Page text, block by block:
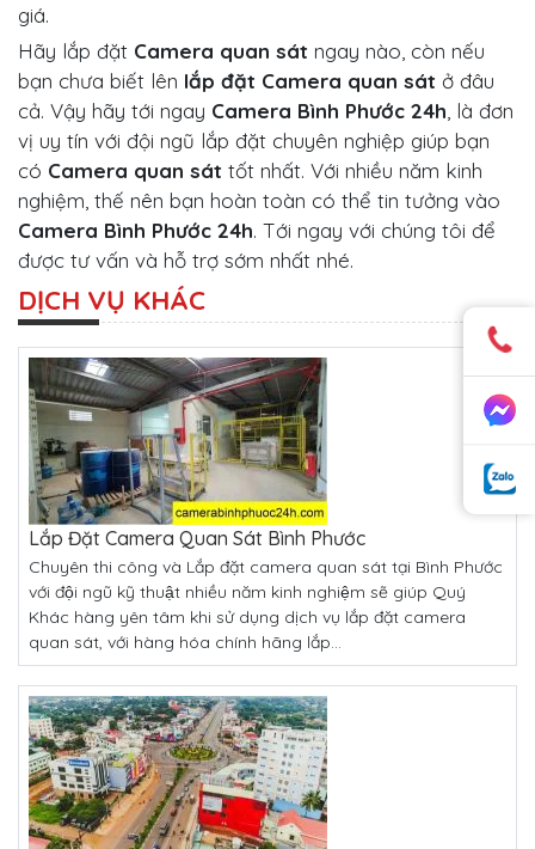
giá.
Hãy lắp đặt Camera quan sát ngay nào, còn nếu
bạn chưa biết lên lắp đặt Camera quan sát ở đâu
cả. Vậy hãy tới ngay Camera Bình Phước 24h , là đơn
vị uy tín với đội ngũ lắp đặt chuyên nghiệp giúp bạn
có Camera quan sát tốt nhất. Với nhiều năm kinh
nghiệm, thế nên bạn hoàn toàn có thể tin tưởng vào
Camera Bình Phước 24h. Tới ngay với chúng tôi để
được tư vấn và hỗ trợ sớm nhất nhé.
DỊCH VỤ KHÁC
Lắp Đặt Camera Quan Sát Bình Phước
Chuyên thi công và Lắp đặt camera quan sát tại Bình Phước
với đội ngũ kỹ thuật nhiều năm kinh nghiệm sẽ giúp Quý
Khác hàng yên tâm khi sử dụng dịch vụ lắp đặt camera
quan sát, với hàng hóa chính hãng lắp...